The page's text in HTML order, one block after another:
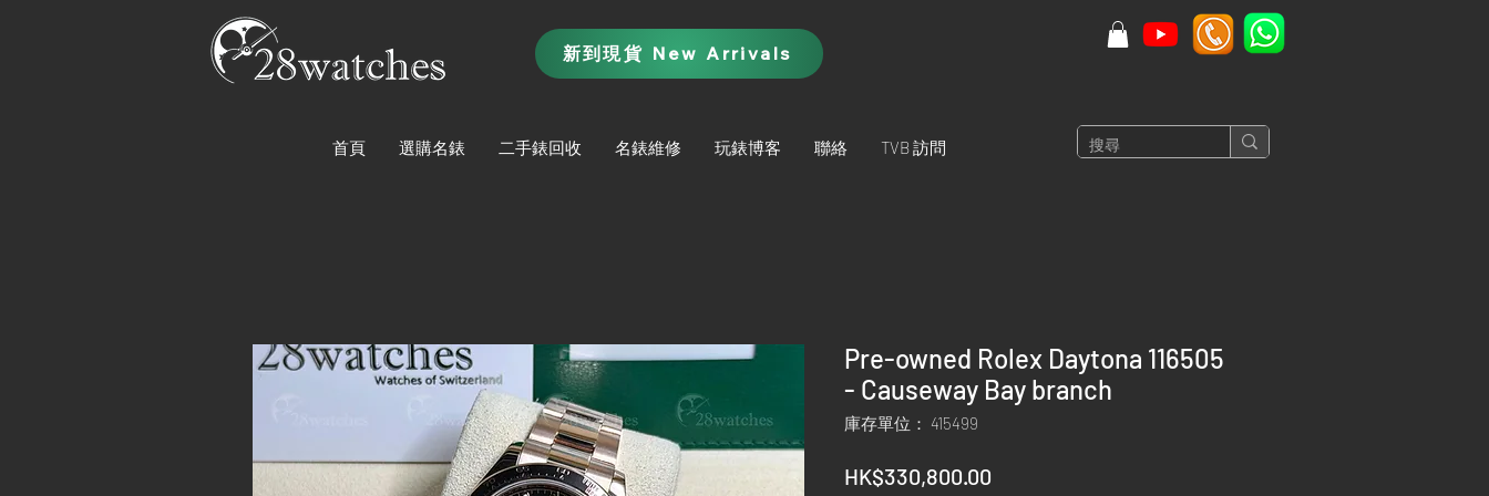
新到現貨 New Arrivals
首頁 選購名錶 二手錶回收 名錶維修 玩錶博客 聯絡 TVB 訪問
Pre-owned Rolex Daytona 116505
- Causeway Bay branch
庫存單位： 415499
HK$330,800.00